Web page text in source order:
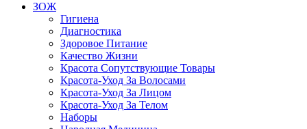
ЗОЖ
Гигиена
Диагностика
Здоровое Питание
Качество Жизни
Красота Сопутствующие Товары
Красота-Уход За Волосами
Красота-Уход За Лицом
Красота-Уход За Телом
Наборы